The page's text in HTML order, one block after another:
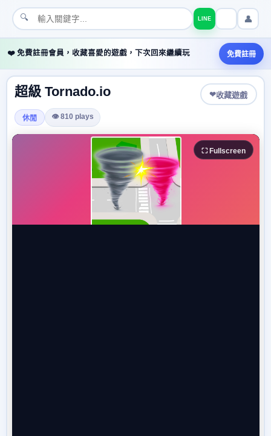
🔍 LINE 👤
❤️ 免費註冊會員，收藏喜愛的遊戲，下次回來繼續玩 免費註冊
超級 Tornado.io ❤收藏遊戲
休閒 👁 810 plays
⛶ Fullscreen